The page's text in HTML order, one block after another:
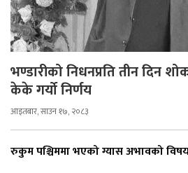
भण्डारीको निधनप्रति तीन दिन
केके गर्यो निर्णय
आइतबार, साउन १७, २०८३
रुकुम पश्चिममा भएको ग्यास अभावको